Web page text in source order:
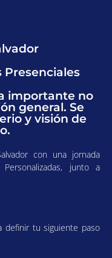
Presenciales
importante no
general. Se
y visión de
con una jornada
junto a
definir tu siguiente paso